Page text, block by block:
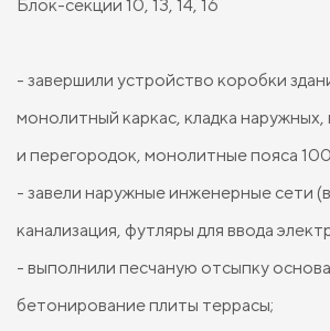
Блок-секции 10, 13, 14, 16
- завершили устройство коробки
монолитный каркас, кладка наружных,
и перегородок, монолитные пояса
- завели наружные инженерные сети
канализация, футляры для ввода
- выполнили песчаную отсыпку
бетонирование плиты террасы;